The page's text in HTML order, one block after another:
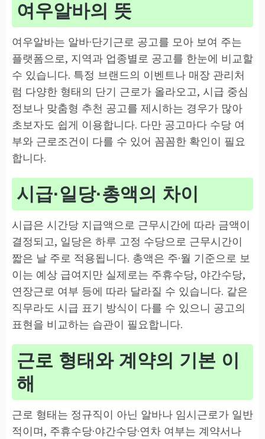
여우알바의 뜻
여우알바는 알바·단기근로 공고를 모아 보여 주는
플랫폼으로, 지역과 업종별로 공고를 한눈에 비교할
수 있습니다. 특정 브랜드의 이벤트나 매장 관리처
럼 다양한 형태의 단기 근로가 올라오고, 시급 중심
정보나 맞춤형 추천 공고를 제시하는 경우가 많아
초보자도 쉽게 이용합니다. 다만 공고마다 수당 여
부와 근로조건이 다를 수 있어 꼼꼼한 확인이 필요
합니다.
시급·일당·총액의 차이
시급은 시간당 지급액으로 근무시간에 따라 금액이
결정되고, 일당은 하루 고정 수당으로 근무시간이
짧은 날 주로 적용됩니다. 총액은 주·월 기준으로 보
이는 예상 급여지만 실제로는 주휴수당, 야간수당,
연장근로 여부 등에 따라 달라질 수 있습니다. 같은
직무라도 시급 표기 방식이 다를 수 있으니 공고의
표현을 비교하는 습관이 필요합니다.
근로 형태와 계약의 기본 이
해
근로 형태는 정규직이 아닌 알바나 임시근로가 일반
적이며, 주휴수당·야간수당·연차 여부는 계약서나